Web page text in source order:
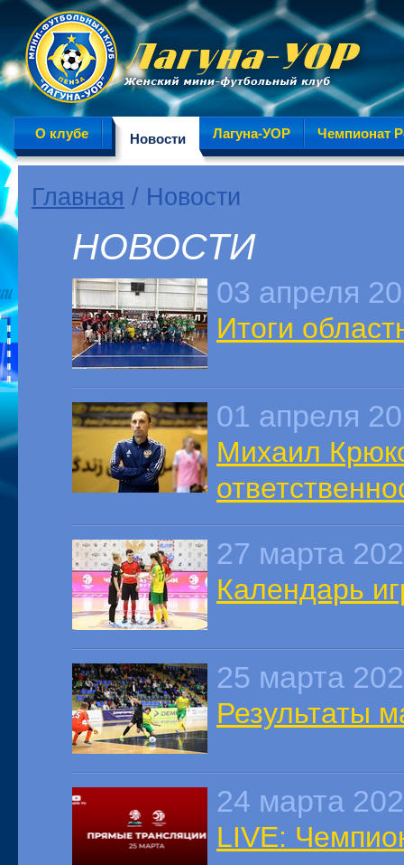
О клубе Новости Лагуна-УОР Чемпионат
Главная / Новости
НОВОСТИ
03 апреля
Итоги
01 апреля
Михаил
27 марта
Календарь
25 марта
Результаты
24 марта
LIVE: